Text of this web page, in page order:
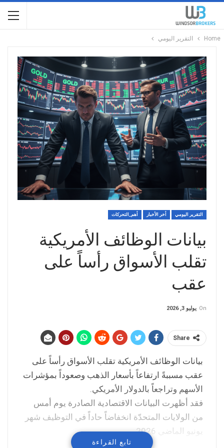
Home التقرير اليومي
التقرير اليومي أخر الأخبار أهم_التحركات
بيانات الوظائف الأمريكية
تقلب الأسواق رأساً على
عقب
On يوليو 3, 2026
Share
بيانات الوظائف الأمريكية تقلب الأسواق رأساً على
عقب مسببةً ارتفاعاً بأسعار الذهب وصعوداً بمؤشرات
الأسهم وتراجعاً بالدولار الأمريكي.
فقد أظهرت البيانات الاقتصادية الصادرة يوم أمس
من الولايات المتحدّة انخفاضاً حاداً في التوظيف شهر
يونيو الماضي 2026.
وتراجع التوظيف في القطاعات الخاصّة غير الزراعية
تابع القراءة